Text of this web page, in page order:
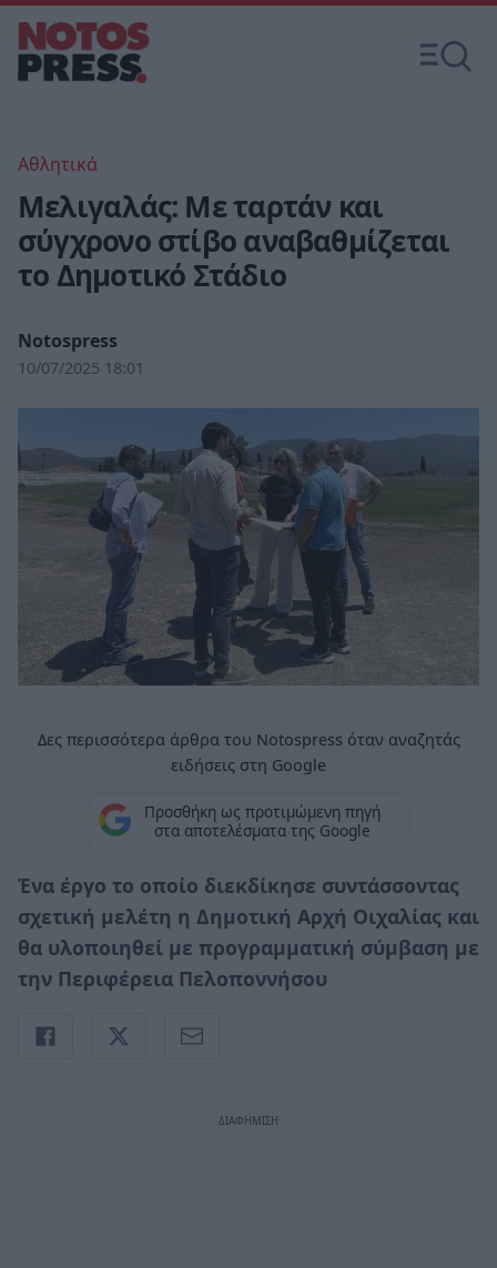
Αθλητικά
Μελιγαλάς: Με ταρτάν και
σύγχρονο στίβο αναβαθμίζεται
το Δημοτικό Στάδιο
Notospress
10/07/2025 18:01
Δες περισσότερα άρθρα του Notospress όταν αναζητάς
ειδήσεις στη Google
Προσθήκη ως προτιμώμενη πηγή
στα αποτελέσματα της Google
Ένα έργο το οποίο διεκδίκησε συντάσσοντας
σχετική μελέτη η Δημοτική Αρχή Οιχαλίας και
θα υλοποιηθεί με προγραμματική σύμβαση με
την Περιφέρεια Πελοποννήσου